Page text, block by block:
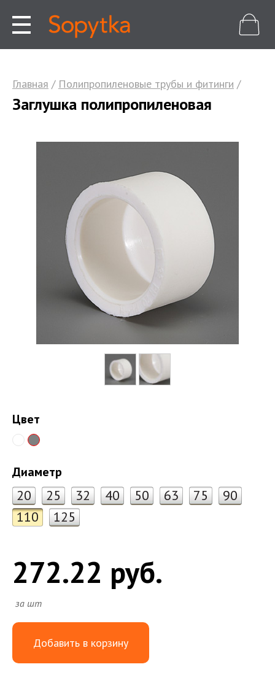
Главная / Полипропиленовые трубы и фитинги /
Заглушка полипропиленовая
Цвет
Диаметр
20 25 32 40 50 63 75
90
110
125
272.22 руб.
за шт
Добавить в корзину